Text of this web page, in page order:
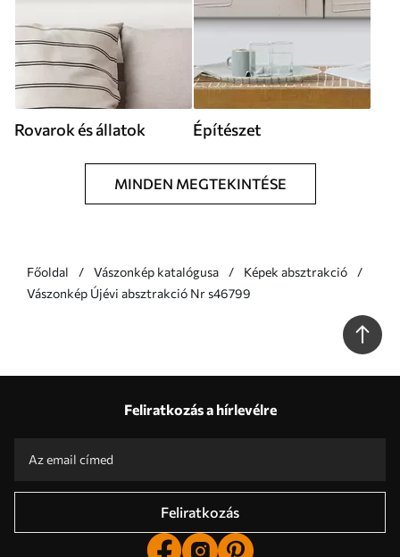
Rovarok és állatok Építészet
MINDEN MEGTEKINTÉSE
Főoldal Vászonkép katalógusa
Képek absztrakció
Vászonkép Újévi absztrakció Nr s46799
Feliratkozás a hírlevélre
Feliratkozás